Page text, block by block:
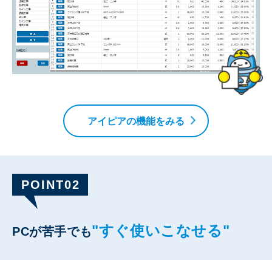
アイピアの機能をみる
POINT02
PCが苦手でも"すぐ使いこなせる"